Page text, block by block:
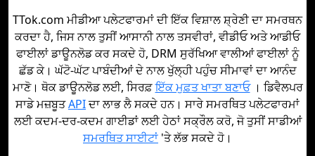
TTok.com ਮੀਡੀਆ ਪਲੇਟਫਾਰਮਾਂ ਦੀ ਇੱਕ ਵਿਸ਼ਾਲ ਸ਼੍ਰੇਣੀ ਦਾ ਸਮਰਥਨ
ਕਰਦਾ ਹੈ, ਜਿਸ ਨਾਲ ਤੁਸੀਂ ਆਸਾਨੀ ਨਾਲ ਤਸਵੀਰਾਂ, ਵੀਡੀਓ ਅਤੇ ਆਡੀਓ
ਫਾਈਲਾਂ ਡਾਊਨਲੋਡ ਕਰ ਸਕਦੇ ਹੋ, DRM ਸੁਰੱਖਿਆ ਵਾਲੀਆਂ ਫਾਈਲਾਂ ਨੂੰ
ਛੱਡ ਕੇ। ਘੱਟੋ-ਘੱਟ ਪਾਬੰਦੀਆਂ ਦੇ ਨਾਲ ਖੁੱਲ੍ਹੀ ਪਹੁੰਚ ਸੀਮਾਵਾਂ ਦਾ ਆਨੰਦ
ਮਾਣੋ। ਥੋਕ ਡਾਊਨਲੋਡ ਲਈ, ਸਿਰਫ਼ਇੱਕ ਮੁਫ਼ਤ ਖਾਤਾ ਬਣਾਓ। ਡਿਵੈਲਪਰ
ਸਾਡੇ ਮਜ਼ਬੂਤAPIਦਾ ਲਾਭ ਲੈ ਸਕਦੇ ਹਨ। ਸਾਰੇ ਸਮਰਥਿਤ ਪਲੇਟਫਾਰਮਾਂ
ਲਈ ਕਦਮ-ਦਰ-ਕਦਮ ਗਾਈਡਾਂ ਲਈ ਹੇਠਾਂ ਸਕ੍ਰੌਲ ਕਰੋ, ਜੋ ਤੁਸੀਂ ਸਾਡੀਆਂ
ਸਮਰਥਿਤ ਸਾਈਟਾਂ 'ਤੇ ਲੱਭ ਸਕਦੇ ਹੋ।